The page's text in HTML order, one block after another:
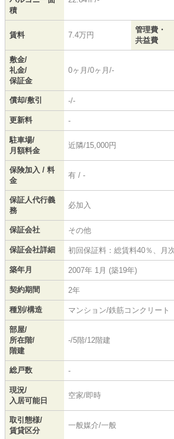
積
賃料 7.4万円
管理費・
共益費
敷金/
礼金/
保証金
0ヶ月/0ヶ月/-
償却/敷引 -/-
更新料 -
駐車場/
月額料金
近隣/15,000円
保険加入 / 料
金
有 / -
保証人代行義
務
必加入
保証会社 その他
保証会社詳細 初回保証料：総賃料40％、月
築年月 2007年 1月 (築19年)
契約期間 2年
種別/構造 マンション/鉄筋コンクリート
部屋/
所在階/
階建
-/5階/12階建
総戸数 -
現況/
入居可能日
空家/即時
取引態様/
賃貸区分
一般媒介/一般